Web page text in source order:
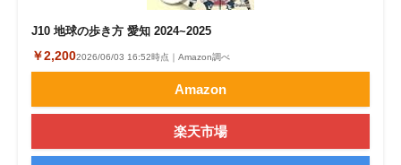
J10 地球の歩き方 愛知 2024~2025
￥2,2002026/06/03 16:52時点｜Amazon調べ
Amazon
楽天市場